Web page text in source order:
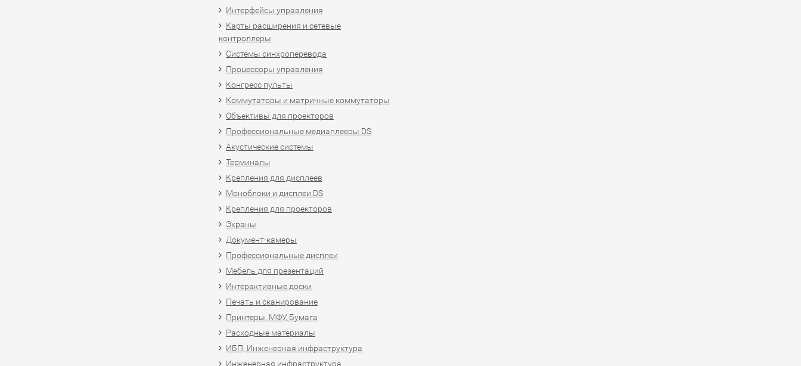
Интерфейсы управления
Карты расширения и сетевые
контроллеры
Системы синхроперевода
Процессоры управления
Конгресс пульты
Коммутаторы и матричные коммутаторы
Объективы для проекторов
Профессиональные медиаплееры DS
Акустические системы
Терминалы
Крепления для дисплеев
Моноблоки и дисплеи DS
Крепления для проекторов
Экраны
Документ-камеры
Профессиональные дисплеи
Мебель для презентаций
Интерактивные доски
Печать и сканирование
Принтеры, МФУ, Бумага
Расходные материалы
ИБП, Инженерная инфраструктура
Инженерная инфраструктура